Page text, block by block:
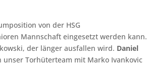
von der HSG
Mannschaft eingesetzt werden kann.
der länger ausfallen wird. Daniel
unser Torhüterteam mit Marko Ivankovic